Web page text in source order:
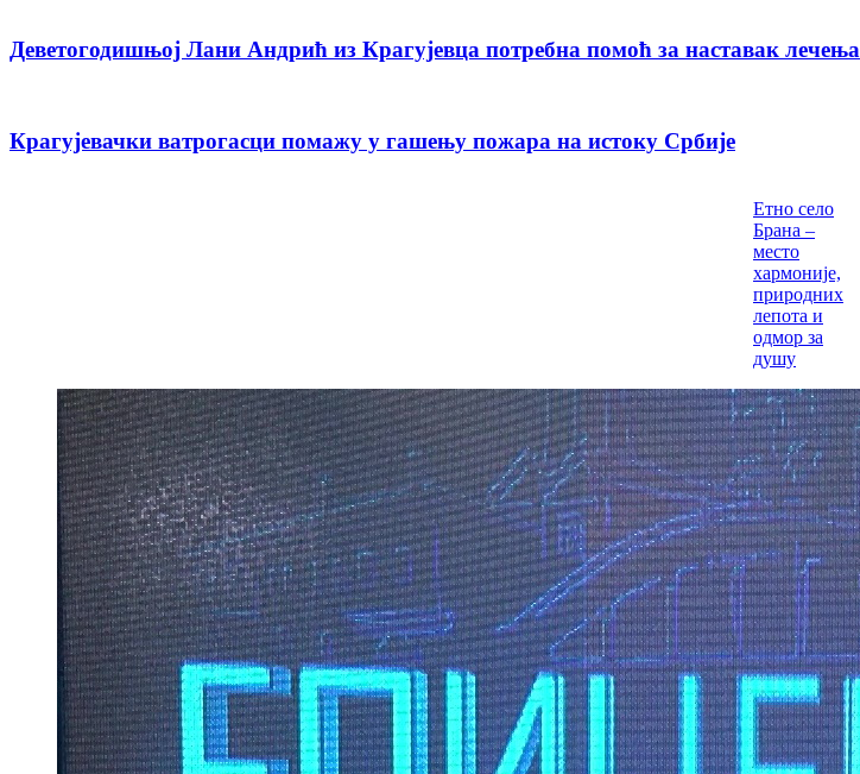
Деветогодишњој Лани Андрић из Крагујевца потребна помоћ за наставак лечења
Крагујевачки ватрогасци помажу у гашењу пожара на истоку Србије
Етно село
Брана –
место
хармоније,
природних
лепота и
одмор за
душу